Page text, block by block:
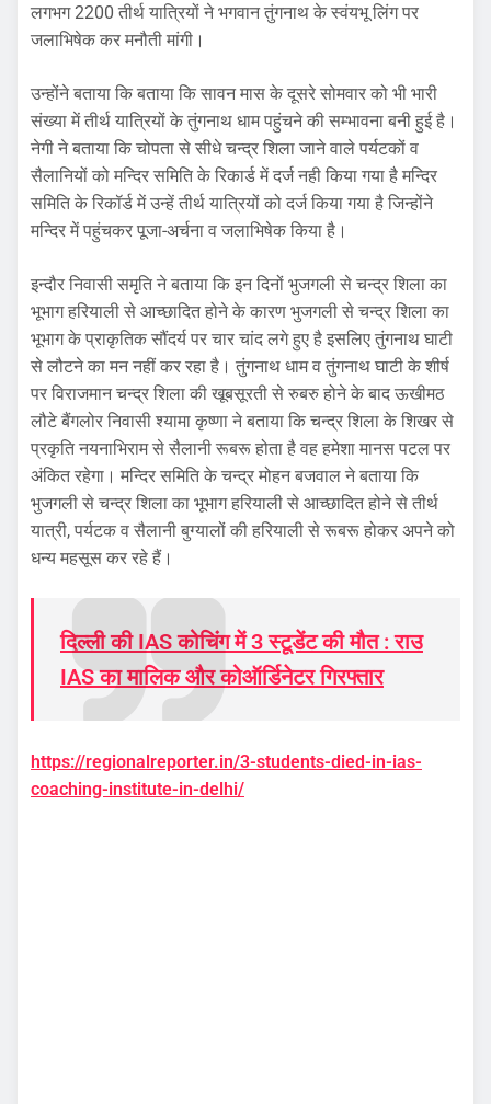
लगभग 2200 तीर्थ यात्रियों ने भगवान तुंगनाथ के स्वंयभू लिंग पर
जलाभिषेक कर मनौती मांगी।
उन्होंने बताया कि बताया कि सावन मास के दूसरे सोमवार को भी भारी
संख्या में तीर्थ यात्रियों के तुंगनाथ धाम पहुंचने की सम्भावना बनी हुई है।
नेगी ने बताया कि चोपता से सीधे चन्द्र शिला जाने वाले पर्यटकों व
सैलानियों को मन्दिर समिति के रिकार्ड में दर्ज नही किया गया है मन्दिर
समिति के रिकॉर्ड में उन्हें तीर्थ यात्रियों को दर्ज किया गया है जिन्होंने
मन्दिर में पहुंचकर पूजा-अर्चना व जलाभिषेक किया है।
इन्दौर निवासी समृति ने बताया कि इन दिनों भुजगली से चन्द्र शिला का
भूभाग हरियाली से आच्छादित होने के कारण भुजगली से चन्द्र शिला का
भूभाग के प्राकृतिक सौंदर्य पर चार चांद लगे हुए है इसलिए तुंगनाथ घाटी
से लौटने का मन नहीं कर रहा है। तुंगनाथ धाम व तुंगनाथ घाटी के शीर्ष
पर विराजमान चन्द्र शिला की खूबसूरती से रुबरु होने के बाद ऊखीमठ
लौटे बैंगलोर निवासी श्यामा कृष्णा ने बताया कि चन्द्र शिला के शिखर से
प्रकृति नयनाभिराम से सैलानी रूबरू होता है वह हमेशा मानस पटल पर
अंकित रहेगा। मन्दिर समिति के चन्द्र मोहन बजवाल ने बताया कि
भुजगली से चन्द्र शिला का भूभाग हरियाली से आच्छादित होने से तीर्थ
यात्री, पर्यटक व सैलानी बुग्यालों की हरियाली से रूबरू होकर अपने को
धन्य महसूस कर रहे हैं।
दिल्ली की IAS कोचिंग में 3 स्टूडेंट की मौत : राउ
IAS का मालिक और कोऑर्डिनेटर गिरफ्तार
https://regionalreporter.in/3-students-died-in-ias-
coaching-institute-in-delhi/